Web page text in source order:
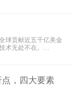
球贡献近五千亿美金
术无处不在。…
，四大要素